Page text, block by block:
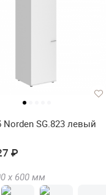
Norden SG.823 левый
₽
х 600 мм